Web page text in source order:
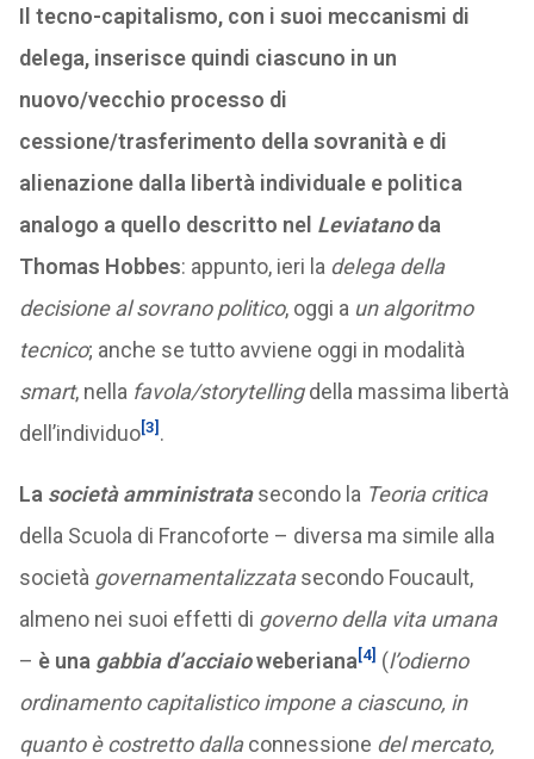
Il tecno-capitalismo, con i suoi meccanismi di
delega, inserisce quindi ciascuno in un
nuovo/vecchio processo di
cessione/trasferimento della sovranità e di
alienazione dalla libertà individuale e politica
analogo a quello descritto nel Leviatanoda
Thomas Hobbes: appunto, ieri la delega della
decisione al sovrano politico, oggi a un algoritmo
tecnico; anche se tutto avviene oggi in modalità
smart, nella favola/storytellingdella massima libertà
dell’individuo[3] .
La società amministratasecondo la Teoria critica
della Scuola di Francoforte – diversa ma simile alla
società governamentalizzatasecondo Foucault,
almeno nei suoi effetti di governo della vita umana
– è una gabbia d’acciaioweberiana[4] (l’odierno
ordinamento capitalistico impone a ciascuno, in
quanto è costretto dallaconnessione del mercato,